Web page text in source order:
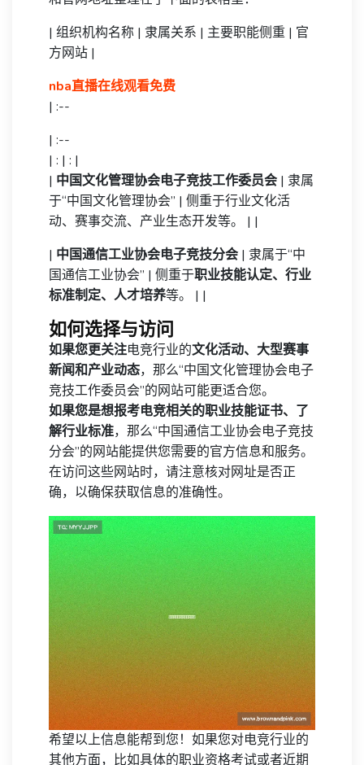
| 组织机构名称 | 隶属关系 | 主要职能侧重 | 官
方网站 |
nba直播在线观看免费
| :--
| :--
| : | : |
| 中国文化管理协会电子竞技工作委员会 | 隶属
于“中国文化管理协会” | 侧重于行业文化活
动、赛事交流、产业生态开发等。 | |
| 中国通信工业协会电子竞技分会 | 隶属于“中
国通信工业协会” | 侧重于职业技能认定、行业
标准制定、人才培养等。 | |
如何选择与访问
如果您更关注电竞行业的文化活动、大型赛事
新闻和产业动态，那么“中国文化管理协会电子
竞技工作委员会”的网站可能更适合您。
如果您是想报考电竞相关的职业技能证书、了
解行业标准，那么“中国通信工业协会电子竞技
分会”的网站能提供您需要的官方信息和服务。
在访问这些网站时，请注意核对网址是否正
确，以确保获取信息的准确性。
希望以上信息能帮到您！如果您对电竞行业的
其他方面，比如具体的职业资格考试或者近期